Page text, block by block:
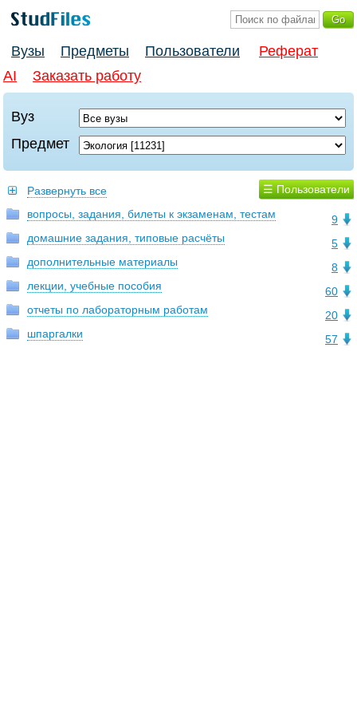
Вузы Предметы Пользователи
Реферат
AI
Заказать работу
Вуз
Предмет
☰ Пользователи
Развернуть все
9
вопросы, задания, билеты к экзаменам, тестам
5
домашние задания, типовые расчёты
8
дополнительные материалы
60
лекции, учебные пособия
20
отчеты по лабораторным работам
57
шпаргалки